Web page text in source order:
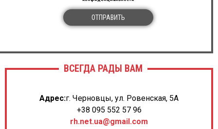
ОТПРАВИТЬ
ВСЕГДА РАДЫ ВАМ
Адрес:г. Черновцы, ул. Ровенская, 5А
+38 095 552 57 96
rh.net.ua@gmail.com